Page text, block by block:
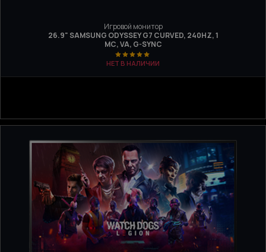
Игровой монитор
26.9" SAMSUNG ODYSSEY G7 CURVED, 240HZ, 1
МС, VA, G-SYNC
НЕТ В НАЛИЧИИ